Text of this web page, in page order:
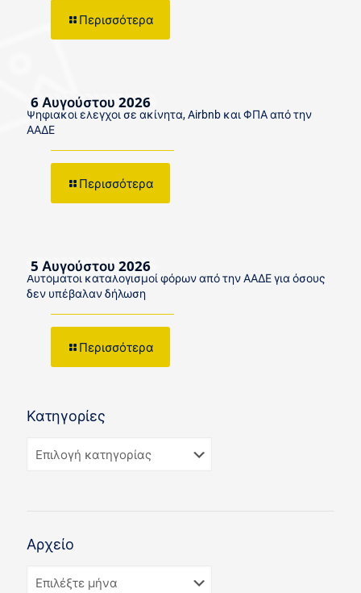
Περισσότερα
6 Αυγούστου 2026
Ψηφιακοί έλεγχοι σε ακίνητα, Airbnb και ΦΠΑ από την
ΑΑΔΕ
Περισσότερα
5 Αυγούστου 2026
Αυτόματοι καταλογισμοί φόρων από την ΑΑΔΕ για όσους
δεν υπέβαλαν δήλωση
Περισσότερα
Κατηγορίες
Αρχείο